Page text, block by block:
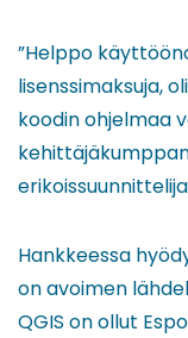
”Helppo
lisenssimaksuja,
koodin ohjelmaa
Hankkeessa
on avoimen
QGIS on ollut